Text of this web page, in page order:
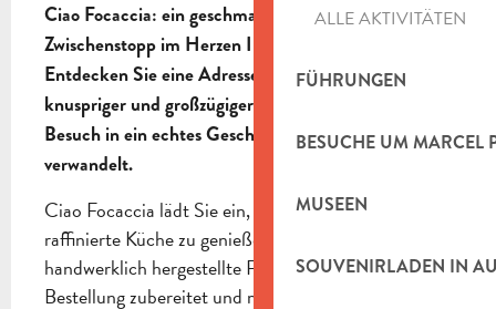
ALLE AKTIVITÄTEN
FÜHRUNGEN
BESUCHE UM MARCEL
MUSEEN
SOUVENIRLADEN IN
Ciao Focaccia: ein geschmackvoller italienischer
Zwischenstopp im Herzen Ihrer kulinarischen Route.
Entdecken Sie eine Adresse für Liebhaber von
knuspriger und großzügiger Focaccia, wo sich jeder
Besuch in ein echtes Geschmackserlebnis
verwandelt.
Ciao Focaccia lädt Sie ein, eine einfache, aber
raffinierte Küche zu genießen, die sich auf
handwerklich hergestellte Focaccia konzentriert, auf
Bestellung zubereitet und mit großer Freiheit zur